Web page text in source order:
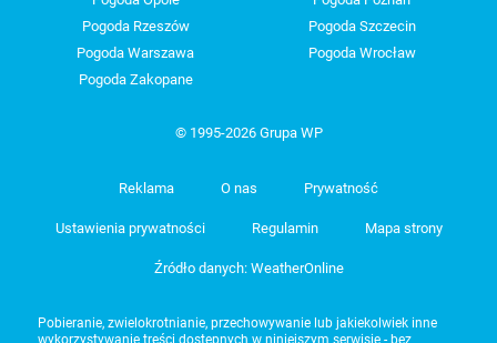
Pogoda Rzeszów
Pogoda Szczecin
Pogoda Warszawa
Pogoda Wrocław
Pogoda Zakopane
© 1995-2026 Grupa WP
Reklama O nas Prywatność
Ustawienia prywatności Regulamin Mapa strony
Źródło danych: WeatherOnline
Pobieranie, zwielokrotnianie, przechowywanie lub jakiekolwiek inne
wykorzystywanie treści dostępnych w niniejszym serwisie - bez